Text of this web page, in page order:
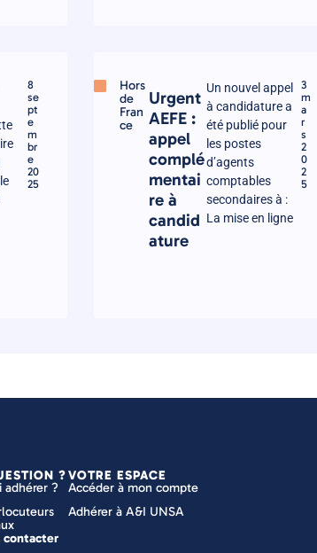
8
se
pt
e
m
br
e
20
25
Hors
de
Fran
ce
Urgent
AEFE :
appel
complé
mentai
re à
candid
ature
Un nouvel appel
à candidature a
été publié pour
les postes
d’agents
comptables
secondaires à :
La mise en ligne
3
m
a
r
s
2
0
2
5
?
adhérer ?
contacter
VOTRE ESPACE
Accéder à mon compte
Adhérer à A&I UNSA